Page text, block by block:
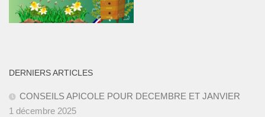
DERNIERS ARTICLES
CONSEILS APICOLE POUR DECEMBRE ET JANVIER ­
1 décembre 2025